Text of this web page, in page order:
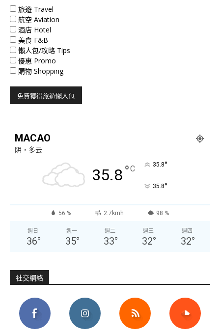
旅遊 Travel
航空 Aviation
酒店 Hotel
美食 F&B
懶人包/攻略 Tips
優惠 Promo
購物 Shopping
MACAO
阴，多云
35.8°C 35.8°
35.8°
56 % 2.7kmh 98 %
週日
36°
週一
35°
週二
33°
週三
32°
週四
32°
社交網絡